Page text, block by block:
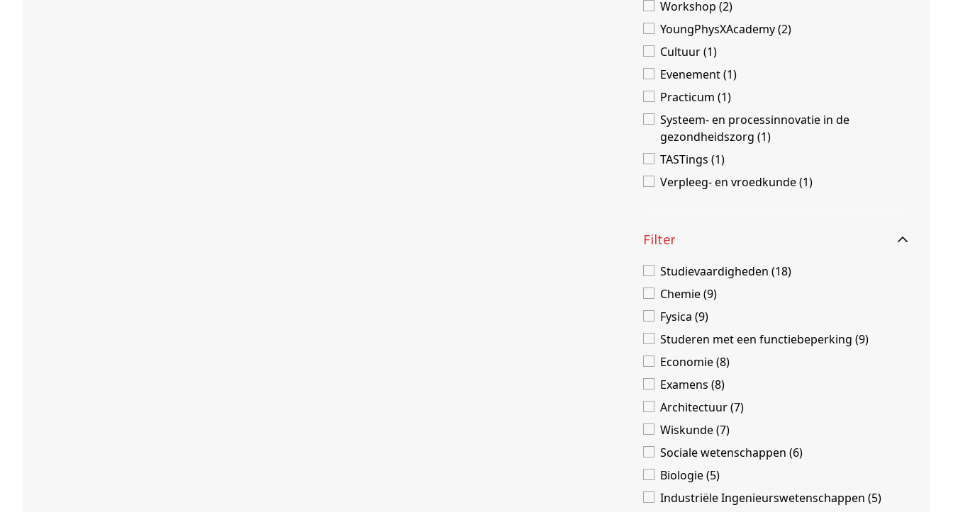
Workshop (2)
YoungPhysXAcademy (2)
Cultuur (1)
Evenement (1)
Practicum (1)
Systeem- en processinnovatie in de
gezondheidszorg (1)
TASTings (1)
Verpleeg- en vroedkunde (1)
Filter
Studievaardigheden (18)
Chemie (9)
Fysica (9)
Studeren met een functiebeperking (9)
Economie (8)
Examens (8)
Architectuur (7)
Wiskunde (7)
Sociale wetenschappen (6)
Biologie (5)
Industriële Ingenieurswetenschappen (5)